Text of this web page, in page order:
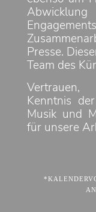
Presse.
Team des
Vertrauen,
Kenntnis
Musik und
für unsere